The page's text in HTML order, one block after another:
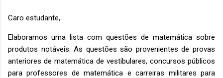
Caro estudante,
Elaboramos uma lista com questões de matemática sobre
produtos notáveis. As questões são provenientes de provas
anteriores de matemática de vestibulares, concursos públicos
para professores de matemática e carreiras militares para